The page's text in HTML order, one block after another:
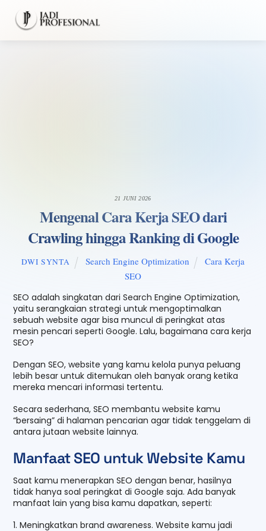
content
21 JUNI 2026
Mengenal Cara Kerja SEO dari
Crawling hingga Ranking di Google
DWI SYNTA Search Engine Optimization
Cara Kerja
SEO
SEO adalah singkatan dari Search Engine Optimization,
yaitu serangkaian strategi untuk mengoptimalkan
sebuah website agar bisa muncul di peringkat atas
mesin pencari seperti Google. Lalu, bagaimana cara kerja
SEO?
Dengan SEO, website yang kamu kelola punya peluang
lebih besar untuk ditemukan oleh banyak orang ketika
mereka mencari informasi tertentu.
Secara sederhana, SEO membantu website kamu
“bersaing” di halaman pencarian agar tidak tenggelam di
antara jutaan website lainnya.
Manfaat SEO untuk Website Kamu
Saat kamu menerapkan SEO dengan benar, hasilnya
tidak hanya soal peringkat di Google saja. Ada banyak
manfaat lain yang bisa kamu dapatkan, seperti:
1. Meningkatkan brand awareness. Website kamu jadi